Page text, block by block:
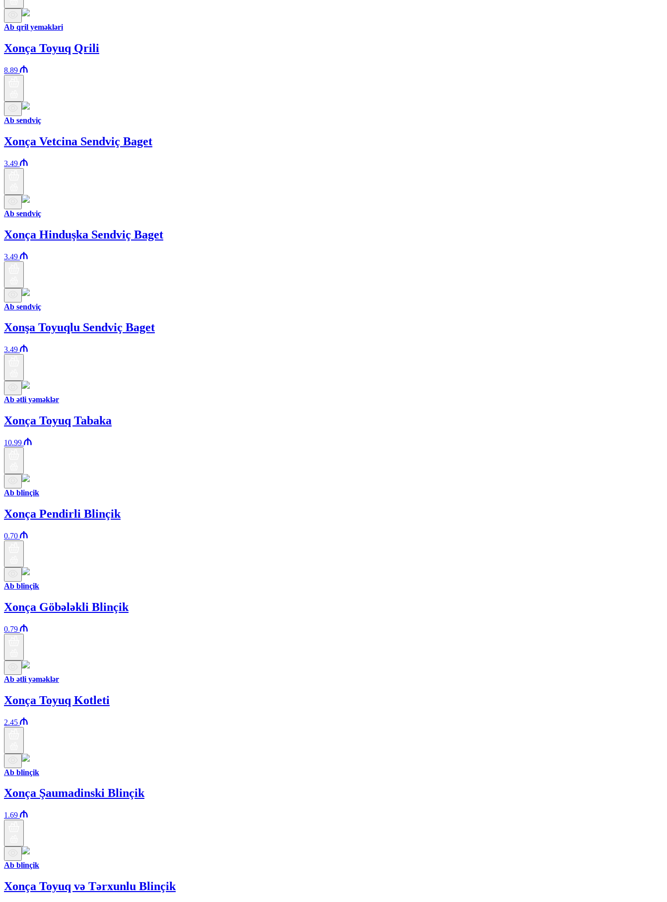
Ab qril yeməkləri
Xonça Toyuq Qrili
8.89
Ab sendviç
Xonça Vetcina Sendviç Baget
3.49
Ab sendviç
Xonça Hinduşka Sendviç Baget
3.49
Ab sendviç
Xonşa Toyuqlu Sendviç Baget
3.49
Ab ətli yəməklər
Xonça Toyuq Tabaka
10.99
Ab blinçik
Xonça Pendirli Blinçik
0.70
Ab blinçik
Xonça Göbələkli Blinçik
0.79
Ab ətli yəməklər
Xonça Toyuq Kotleti
2.45
Ab blinçik
Xonça Şaumadinski Blinçik
1.69
Ab blinçik
Xonça Toyuq və Tərxunlu Blinçik